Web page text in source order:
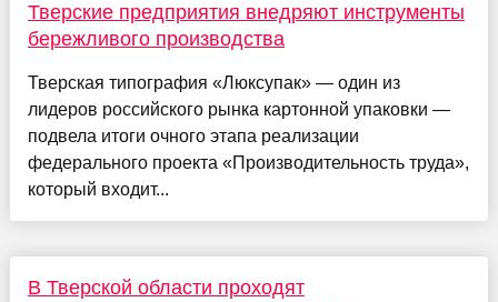
Тверские предприятия внедряют инструменты
бережливого производства
Тверская типография «Люксупак» — один из
лидеров российского рынка картонной упаковки —
подвела итоги очного этапа реализации
федерального проекта «Производительность труда»,
который входит...
В Тверской области проходят